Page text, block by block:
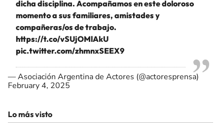
dicha disciplina. Acompañamos en este doloroso
momento a sus familiares, amistades y
compañeras/os de trabajo.
https://t.co/vSUjOMlAkU
pic.twitter.com/zhmnxSEEX9
— Asociación Argentina de Actores (@actoresprensa)
February 4, 2025
Lo más visto